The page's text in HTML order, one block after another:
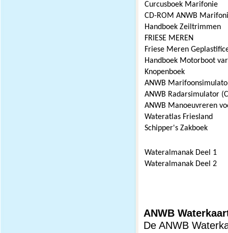
Curcusboek Marifonie
CD-ROM ANWB
Handboek Zeiltrimmen
FRIESE MEREN
Friese Meren
Handboek Motorboot
Knopenboek
ANWB
ANWB Radarsimulator
ANWB Manoeuvreren
Wateratlas Friesland
Schipper's Zakboek
Wateralmanak Deel 1
Wateralmanak Deel 2
ANWB
De ANWB